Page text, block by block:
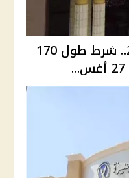
التقديم لكلية الشرطة 2026.. شرط طول 170